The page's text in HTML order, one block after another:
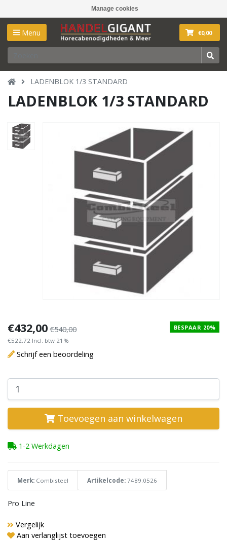
Manage cookies
Menu €0,00
LADENBLOK 1/3 STANDARD
LADENBLOK 1/3 STANDARD
€432,00 €540,00
€522,72 Incl. btw 21%
BESPAAR 20%
Schrijf een beoordeling
Toevoegen aan winkelwagen
1-2 Werkdagen
Merk: Combisteel Artikelcode: 7489.0526
Pro Line
Vergelijk
Aan verlanglijst toevoegen